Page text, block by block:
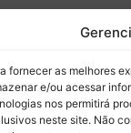
fornecer as melhores
e/ou acessar
nos permitirá
neste site. Não
Crocodile – Alpine
legados de
histórias